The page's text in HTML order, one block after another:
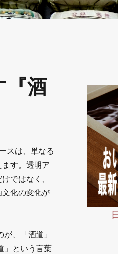
『酒
スは、単なる
す。透明ア
ではなく、
文化の変化が
、「酒道」
」という言葉